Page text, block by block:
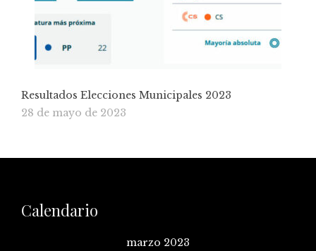
Resultados Elecciones Municipales 2023
28 de mayo de 2023
Calendario
marzo 2023